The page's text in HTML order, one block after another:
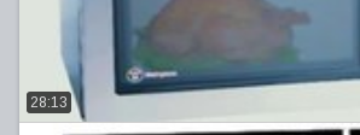
28:13